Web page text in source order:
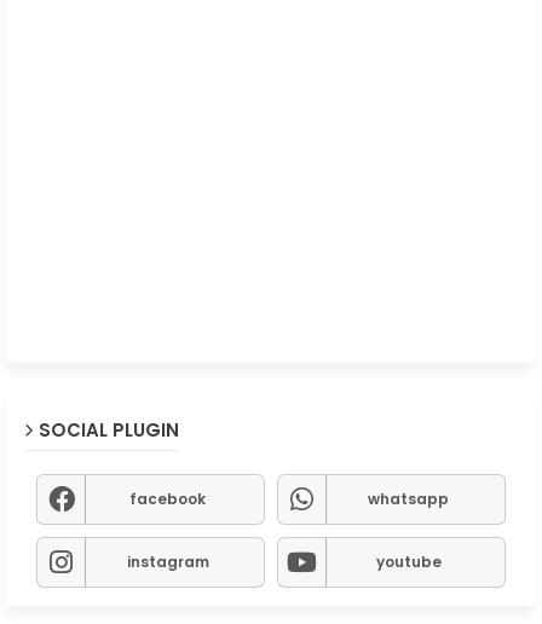
SOCIAL PLUGIN
facebook whatsapp
instagram youtube